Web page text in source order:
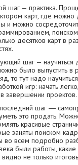
шаг — практика.
карт, где можно
и можно
десятков карт в
шаг — научиться
было выпустить
то тут надо
игр: начать
завершении проектов.
шаг ―
это продать.
красивые
заняты поиском
во всем подробно
были работы,
не только